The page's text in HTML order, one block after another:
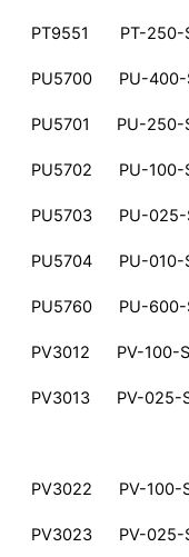
PT9551 PT-250-
PU5700 PU-400-
PU5701 PU-250-
PU5702 PU-100-
PU5703 PU-025-
PU5704 PU-010-
PU5760 PU-600-
PV3012 PV-100-
PV3013 PV-025-
PV3022 PV-100-
PV3023 PV-025-